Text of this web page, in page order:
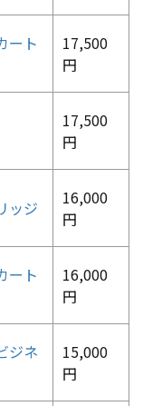
ート
17,500
円
17,500
円
ッジ
16,000
円
ート
16,000
円
ジネ
15,000
円